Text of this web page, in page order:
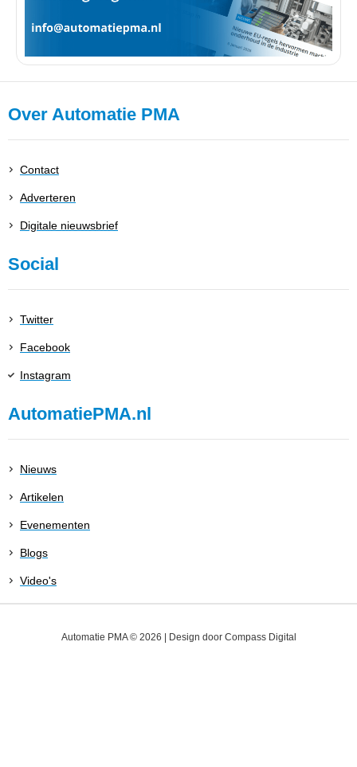
Over Automatie PMA
Contact
Adverteren
Digitale nieuwsbrief
Social
Twitter
Facebook
Instagram
AutomatiePMA.nl
Nieuws
Artikelen
Evenementen
Blogs
Video's
Automatie PMA © 2026 | Design door Compass Digital